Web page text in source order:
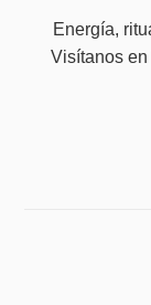
Energía,
Visítanos